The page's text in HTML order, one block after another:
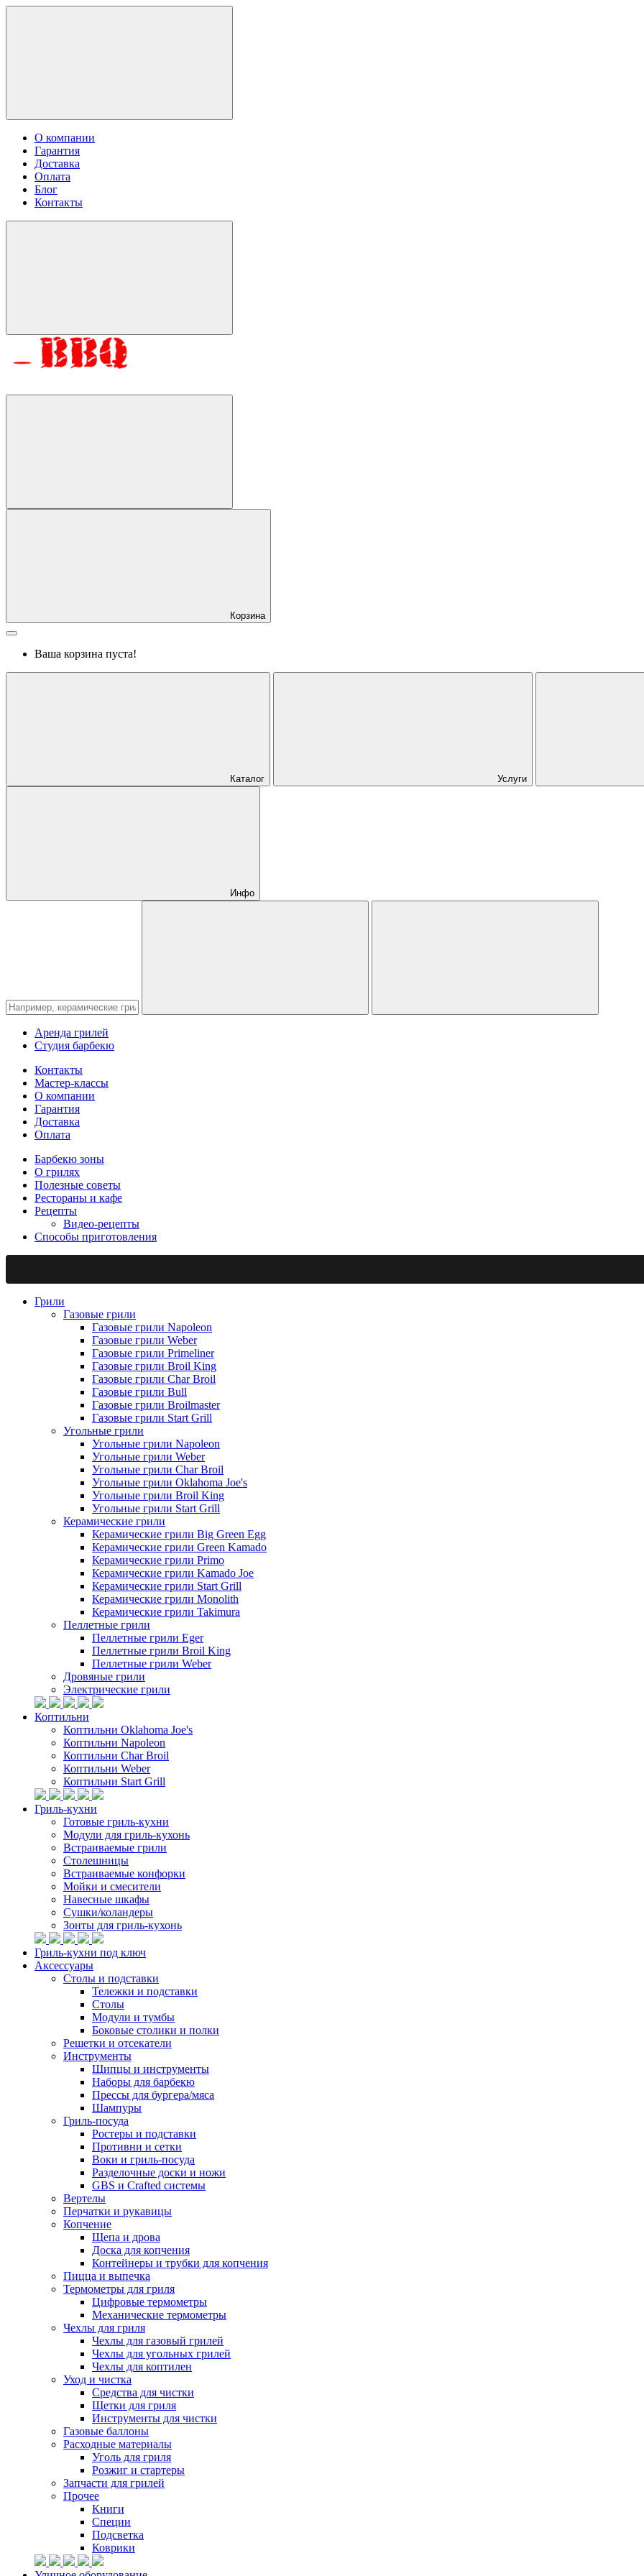
О компании
Гарантия
Доставка
Оплата
Блог
Контакты
Корзина
Ваша корзина пуста!
Каталог Услуги
Инфо
Аренда грилей
Студия барбекю
Контакты
Мастер-классы
О компании
Гарантия
Доставка
Оплата
Барбекю зоны
О грилях
Полезные советы
Рестораны и кафе
Рецепты
Видео-рецепты
Способы приготовления
Грили
Газовые грили
Газовые грили Napoleon
Газовые грили Weber
Газовые грили Primeliner
Газовые грили Broil King
Газовые грили Char Broil
Газовые грили Bull
Газовые грили Broilmaster
Газовые грили Start Grill
Угольные грили
Угольные грили Napoleon
Угольные грили Weber
Угольные грили Char Broil
Угольные грили Oklahoma Joe's
Угольные грили Broil King
Угольные грили Start Grill
Керамические грили
Керамические грили Big Green Egg
Керамические грили Green Kamado
Керамические грили Primo
Керамические грили Kamado Joe
Керамические грили Start Grill
Керамические грили Monolith
Керамические грили Takimura
Пеллетные грили
Пеллетные грили Eger
Пеллетные грили Broil King
Пеллетные грили Weber
Дровяные грили
Электрические грили
Коптильни
Коптильни Oklahoma Joe's
Коптильни Napoleon
Коптильни Char Broil
Коптильни Weber
Коптильни Start Grill
Гриль-кухни
Готовые гриль-кухни
Модули для гриль-кухонь
Встраиваемые грили
Столешницы
Встраиваемые конфорки
Мойки и смесители
Навесные шкафы
Сушки/коландеры
Зонты для гриль-кухонь
Гриль-кухни под ключ
Аксессуары
Столы и подставки
Тележки и подставки
Столы
Модули и тумбы
Боковые столики и полки
Решетки и отсекатели
Инструменты
Щипцы и инструменты
Наборы для барбекю
Прессы для бургера/мяса
Шампуры
Гриль-посуда
Ростеры и подставки
Противни и сетки
Воки и гриль-посуда
Разделочные доски и ножи
GBS и Crafted системы
Вертелы
Перчатки и рукавицы
Копчение
Щепа и дрова
Доска для копчения
Контейнеры и трубки для копчения
Пицца и выпечка
Термометры для гриля
Цифровые термометры
Механические термометры
Чехлы для гриля
Чехлы для газовый грилей
Чехлы для угольных грилей
Чехлы для коптилен
Уход и чистка
Средства для чистки
Щетки для гриля
Инструменты для чистки
Газовые баллоны
Расходные материалы
Уголь для гриля
Розжиг и стартеры
Запчасти для грилей
Прочее
Книги
Специи
Подсветка
Коврики